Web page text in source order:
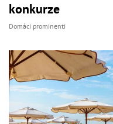
konkurze
Domáci prominenti